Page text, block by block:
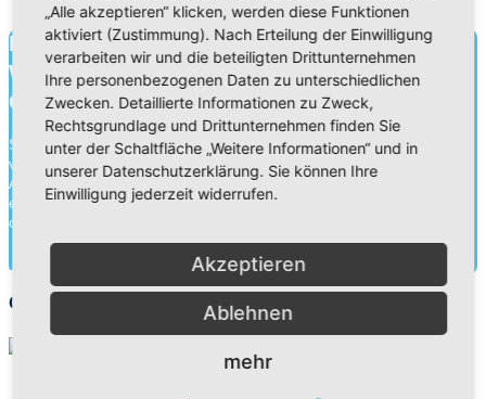
Bildung für heute.
Wissen für morgen.
Charakter für die Ewigkeit.
Schule ist mehr als Wissensvermittlung. Durch die Zusammenarbeit
von Schülern, Lehrern und Eltern gehen wir an unseren
Adventistischen Bekenntnisschulen eine Erziehungspartnerschaft
ein. Neben der Wissensvermittlung legen wir ebenso Wert auf die
charakterliche Entwick...
Geschenkkatalog
„Alle akzeptieren“ klicken, werden diese Funktionen
aktiviert (Zustimmung). Nach Erteilung der Einwilligung
verarbeiten wir und die beteiligten Drittunternehmen
Ihre personenbezogenen Daten zu unterschiedlichen
Zwecken. Detaillierte Informationen zu Zweck,
Rechtsgrundlage und Drittunternehmen finden Sie
unter der Schaltfläche „Weitere Informationen“ und in
unserer Datenschutzerklärung. Sie können Ihre
Einwilligung jederzeit widerrufen.
Akzeptieren
Ablehnen
mehr